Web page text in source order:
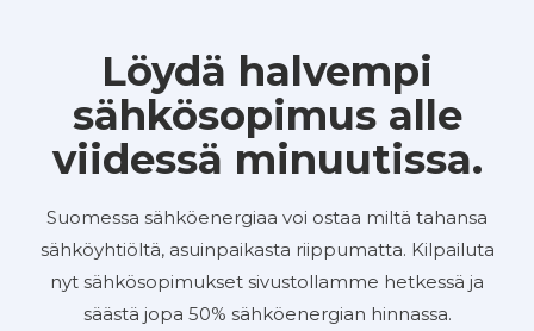
Löydä halvempi
sähkösopimus alle
viidessä minuutissa.
Suomessa sähköenergiaa voi ostaa miltä tahansa
sähköyhtiöltä, asuinpaikasta riippumatta. Kilpailuta
nyt sähkösopimukset sivustollamme hetkessä ja
säästä jopa 50% sähköenergian hinnassa.